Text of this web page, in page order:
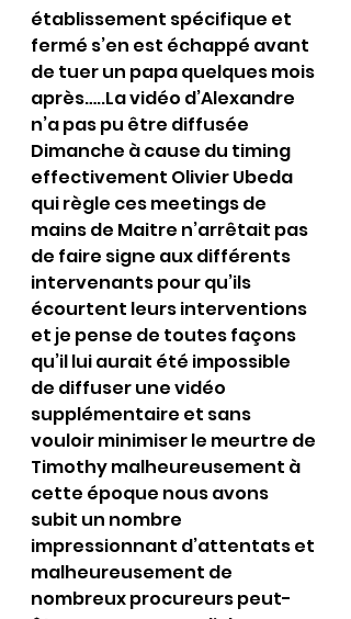
établissement spécifique et
fermé s’en est échappé avant
de tuer un papa quelques mois
après…..La vidéo d’Alexandre
n’a pas pu être diffusée
Dimanche à cause du timing
effectivement Olivier Ubeda
qui règle ces meetings de
mains de Maitre n’arrêtait pas
de faire signe aux différents
intervenants pour qu’ils
écourtent leurs interventions
et je pense de toutes façons
qu’il lui aurait été impossible
de diffuser une vidéo
supplémentaire et sans
vouloir minimiser le meurtre de
Timothy malheureusement à
cette époque nous avons
subit un nombre
impressionnant d’attentats et
malheureusement de
nombreux procureurs peut-